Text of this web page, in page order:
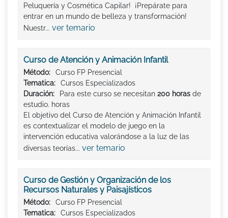
Peluquería y Cosmética Capilar! ¡Prepárate para
entrar en un mundo de belleza y transformación!
Nuestr... ver temario
Curso de Atención y Animación Infantil
Método:
Curso FP Presencial
Tematica:
Cursos Especializados
Duración:
Para este curso se necesitan 200 horas de
estudio. horas
El objetivo del Curso de Atención y Animación Infantil
es contextualizar el modelo de juego en la
intervención educativa valorándose a la luz de las
diversas teorías... ver temario
Curso de Gestión y Organización de los
Recursos Naturales y Paisajísticos
Método:
Curso FP Presencial
Tematica:
Cursos Especializados